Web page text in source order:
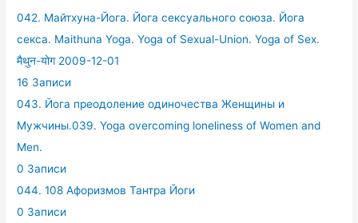
042. Майтхуна-Йога. Йога сексуального союза. Йога
секса. Maithuna Yoga. Yoga of Sexual-Union. Yoga of Sex.
मैथुन-योग 2009-12-01
16 Записи
043. Йога преодоление одиночества Женщины и
Мужчины.039. Yoga overcoming loneliness of Women and
Men.
0 Записи
044. 108 Афоризмов Тантра Йоги
0 Записи